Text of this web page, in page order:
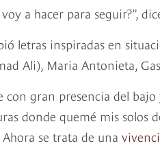
a hacer para seguir?”,
letras inspiradas en
Ali), Maria Antonieta,
gran presencia del
donde quemé mis solos
se trata de una